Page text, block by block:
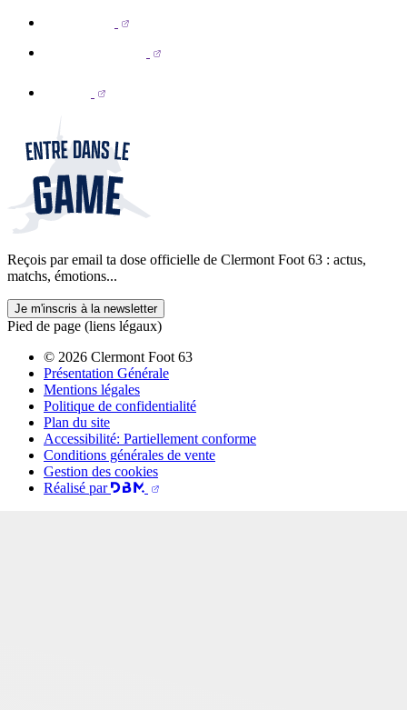
Reçois par email ta dose officielle de Clermont Foot 63 : actus,
matchs, émotions...
Je m'inscris à la newsletter
Pied de page (liens légaux)
© 2026 Clermont Foot 63
Présentation Générale
Mentions légales
Politique de confidentialité
Plan du site
Accessibilité: Partiellement conforme
Conditions générales de vente
Gestion des cookies
Réalisé par